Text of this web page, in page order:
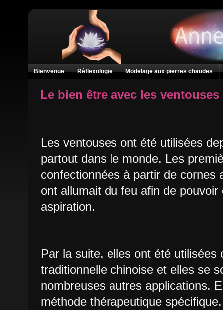
Bienvenue Réflexologie Modelage aux pierres chaudes
Le bien être avec les ventouses
Les ventouses ont été utilisées
partout dans le monde. Les
confectionnées à partir de cornes
ont allumait du feu afin de
aspiration.
Par la suite, elles ont été
traditionnelle chinoise et elles se
nombreuses autres applications.
méthode thérapeutique